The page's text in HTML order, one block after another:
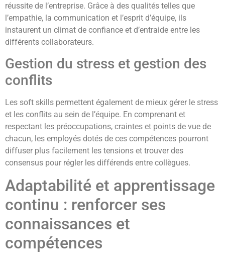
réussite de l’entreprise. Grâce à des qualités telles que
l’empathie, la communication et l’esprit d’équipe, ils
instaurent un climat de confiance et d’entraide entre les
différents collaborateurs.
Gestion du stress et gestion des
conflits
Les soft skills permettent également de mieux gérer le stress
et les conflits au sein de l’équipe. En comprenant et
respectant les préoccupations, craintes et points de vue de
chacun, les employés dotés de ces compétences pourront
diffuser plus facilement les tensions et trouver des
consensus pour régler les différends entre collègues.
Adaptabilité et apprentissage
continu : renforcer ses
connaissances et
compétences